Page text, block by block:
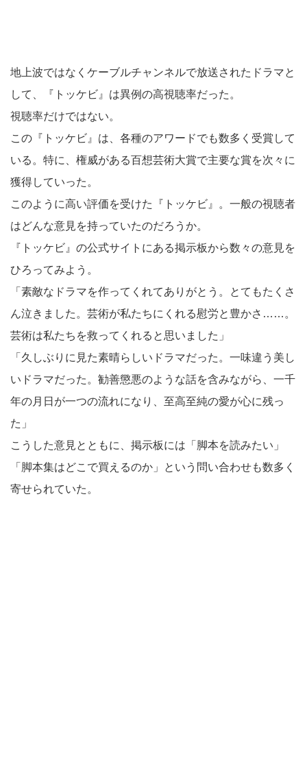
地上波ではなくケーブルチャンネルで放送されたドラマと
して、『トッケビ』は異例の高視聴率だった。
視聴率だけではない。
この『トッケビ』は、各種のアワードでも数多く受賞して
いる。特に、権威がある百想芸術大賞で主要な賞を次々に
獲得していった。
このように高い評価を受けた『トッケビ』。一般の視聴者
はどんな意見を持っていたのだろうか。
『トッケビ』の公式サイトにある掲示板から数々の意見を
ひろってみよう。
「素敵なドラマを作ってくれてありがとう。とてもたくさ
ん泣きました。芸術が私たちにくれる慰労と豊かさ……。
芸術は私たちを救ってくれると思いました」
「久しぶりに見た素晴らしいドラマだった。一味違う美し
いドラマだった。勧善懲悪のような話を含みながら、一千
年の月日が一つの流れになり、至高至純の愛が心に残っ
た」
こうした意見とともに、掲示板には「脚本を読みたい」
「脚本集はどこで買えるのか」という問い合わせも数多く
寄せられていた。